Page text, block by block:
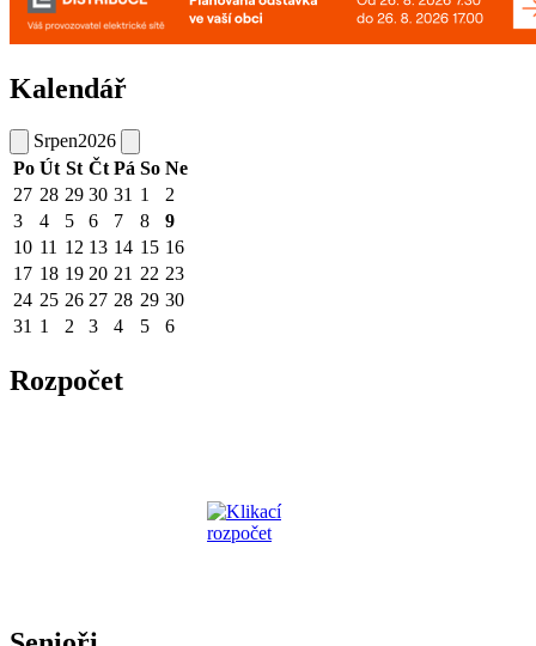
Kalendář
Srpen2026
Po Út St Čt Pá So Ne
27 28 29 30 31 1
2
3
4 5 6 7 8
9
10 11 12 13 14 15 16
17 18 19 20 21 22 23
24 25 26 27 28 29 30
31 1 2 3 4 5 6
Rozpočet